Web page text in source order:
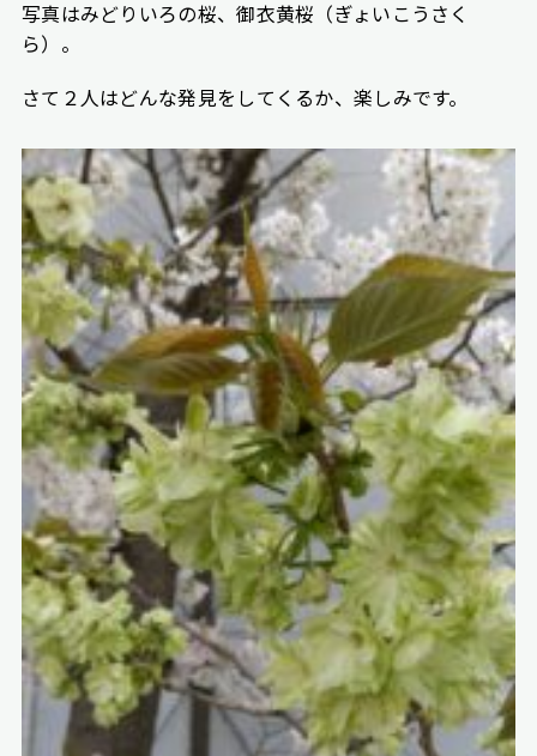
写真はみどりいろの桜、御衣黄桜（ぎょいこうさく
ら）。
さて２人はどんな発見をしてくるか、楽しみです。